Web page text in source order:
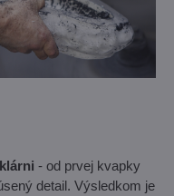
- od prvej kvapky
detail. Výsledkom je